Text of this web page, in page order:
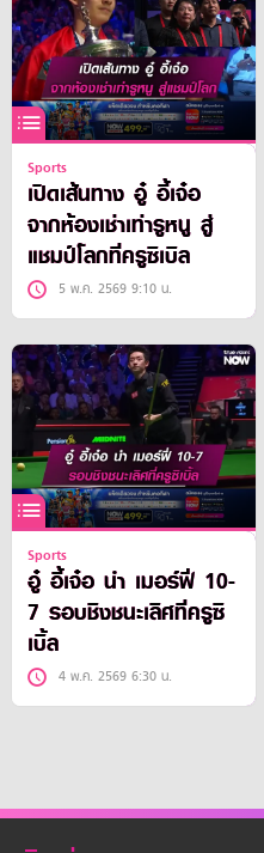
Sports
เปิดเส้นทาง อู๋ อี้เจ๋อ
จากห้องเช่าเท่ารูหนู สู่
แชมป์โลกที่ครูซิเบิล
5 พ.ค. 2569 9:10 น.
Sports
อู๋ อี้เจ๋อ นำ เมอร์ฟี่ 10-
7 รอบชิงชนะเลิศที่ครูซิ
เบิ้ล
4 พ.ค. 2569 6:30 น.